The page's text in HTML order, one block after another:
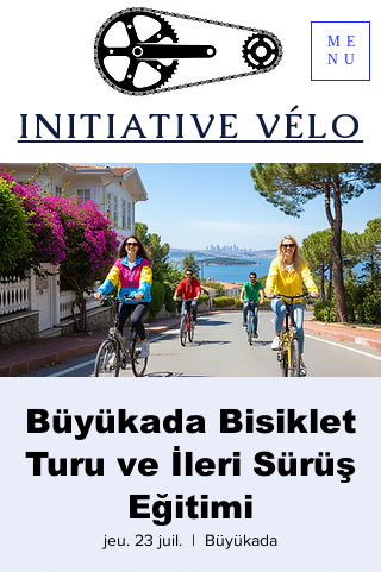
​INITIATIVE VÉLO
ME
NU
Büyükada Bisiklet
Turu ve İleri Sürüş
Eğitimi
jeu. 23 juil.
  |
Büyükada